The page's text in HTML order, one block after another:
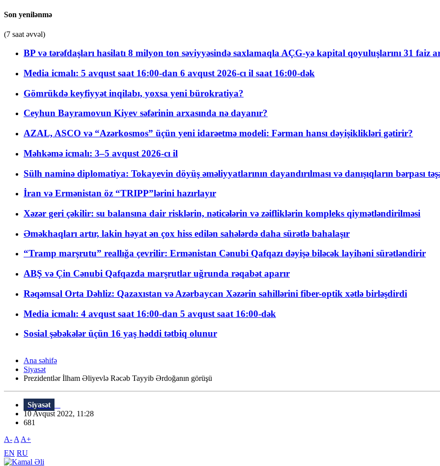
Son yenilənmə
(7 saat əvvəl)
BP və tərəfdaşları hasilatı 8 milyon ton səviyyəsində saxlamaqla AÇG-yə kapital qoyuluşlarını 31 faiz
Media icmalı: 5 avqust saat 16:00-dan 6 avqust 2026-cı il saat 16:00-dək
Gömrükdə keyfiyyət inqilabı, yoxsa yeni bürokratiya?
Ceyhun Bayramovun Kiyev səfərinin arxasında nə dayanır?
AZAL, ASCO və “Azərkosmos” üçün yeni idarəetmə modeli: Fərman hansı dəyişiklikləri gətirir?
Məhkəmə icmalı: 3–5 avqust 2026-cı il
Sülh naminə diplomatiya: Tokayevin döyüş əməliyyatlarının dayandırılması və danışıqların bərpası
İran və Ermənistan öz “TRIPP”lərini hazırlayır
Xəzər geri çəkilir: su balansına dair risklərin, nəticələrin və zəifliklərin kompleks qiymətləndirilməsi
Əməkhaqları artır, lakin həyat ən çox hiss edilən sahələrdə daha sürətlə bahalaşır
“Tramp marşrutu” reallığa çevrilir: Ermənistan Cənubi Qafqazı dəyişə biləcək layihəni sürətləndirir
ABŞ və Çin Cənubi Qafqazda marşrutlar uğrunda rəqabət aparır
Rəqəmsal Orta Dəhliz: Qazaxıstan və Azərbaycan Xəzərin sahillərini fiber-optik xətlə birləşdirdi
Media icmalı: 4 avqust saat 16:00-dan 5 avqust saat 16:00-dək
Sosial şəbəkələr üçün 16 yaş həddi tətbiq olunur
Ana səhifə
Siyasət
Prezidentlər İlham Əliyevlə Rəcəb Tayyib Ərdoğanın görüşü
Siyasət
10 Avqust 2022, 11:28
681
A- A A+
EN RU